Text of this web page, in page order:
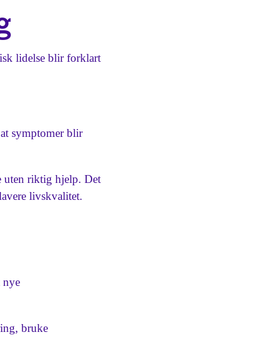
lidelse blir forklart
symptomer blir
uten riktig hjelp. Det
livskvalitet.
nye
bruke